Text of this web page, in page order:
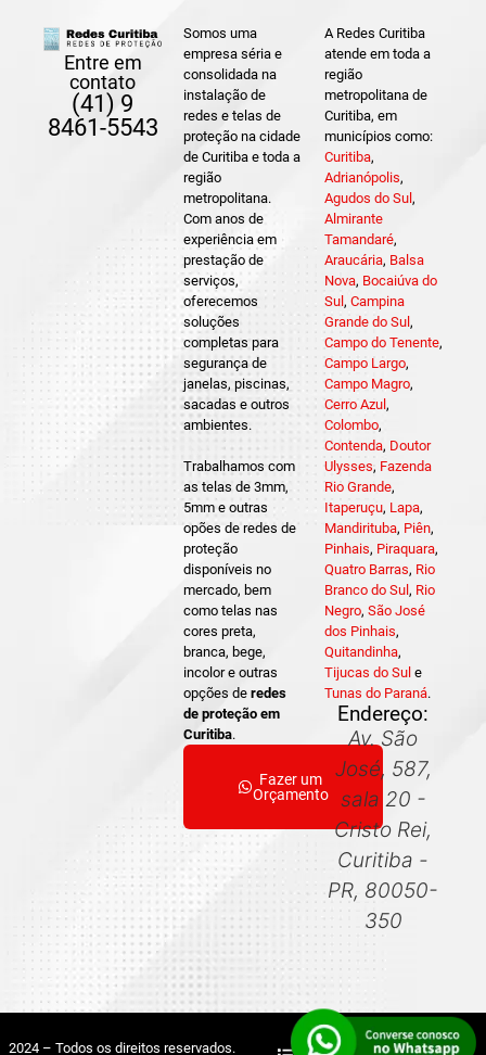
Entre em
contato
(41) 9
8461-5543
Somos uma
empresa séria e
consolidada na
instalação de
redes e telas de
proteção na cidade
de Curitiba e toda a
região
metropolitana.
Com anos de
experiência em
prestação de
serviços,
oferecemos
soluções
completas para
segurança de
janelas, piscinas,
sacadas e outros
ambientes.
Trabalhamos com
as telas de 3mm,
5mm e outras
opões de redes de
proteção
disponíveis no
mercado, bem
como telas nas
cores preta,
branca, bege,
incolor e outras
opções deredes
de proteção em
Curitiba.
Fazer um
Orçamento
A Redes Curitiba
atende em toda a
região
metropolitana de
Curitiba, em
municípios como:
Curitiba,
Adrianópolis,
Agudos do Sul ,
Almirante
Tamandaré,
Araucária, Balsa
Nova, Bocaiúva do
Sul , Campina
Grande do Sul ,
Campo do Tenente,
Campo Largo,
Campo Magro,
Cerro Azul ,
Colombo,
Contenda, Doutor
Ulysses, Fazenda
Rio Grande,
Itaperuçu, Lapa,
Mandirituba, Piên,
Pinhais, Piraquara,
Quatro Barras, Rio
Branco do Sul , Rio
Negro, São José
dos Pinhais,
Quitandinha,
Tijucas do Sul e
Tunas do Paraná.
Endereço:
Av. São
José, 587,
sala 20 -
Cristo Rei,
Curitiba -
PR, 80050-
350
2024 – Todos os direitos reservados.